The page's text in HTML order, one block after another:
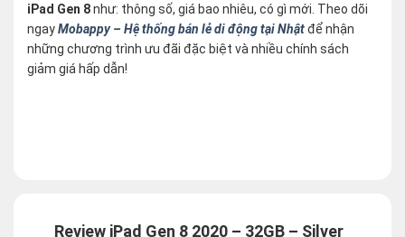
iPad Gen 8như: thông số, giá bao nhiêu, có gì mới. Theo dõi
ngayMobappy – Hệ thống bán lẻ di động tại Nhậtđể nhận
những chương trình ưu đãi đặc biệt và nhiều chính sách
giảm giá hấp dẫn!
Review iPad Gen 8 2020 – 32GB – Silver